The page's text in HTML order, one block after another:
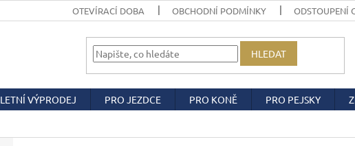
OTEVÍRACÍ DOBA OBCHODNÍ PODMÍNKY ODSTOUPENÍ
HLEDAT
LETNÍ VÝPRODEJ PRO JEZDCE PRO KONĚ PRO PEJSKY